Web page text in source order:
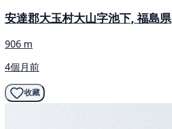
安達郡大玉村大山字池下, 福島県
906 m
4個月前
收藏